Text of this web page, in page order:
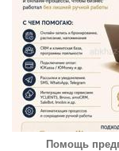
Помощь